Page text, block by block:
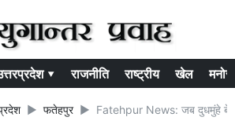
▾ राजनीति राष्ट्रीय खेल
फतेहपुर Fatehpur News: जब दुधमुंहे बेटे